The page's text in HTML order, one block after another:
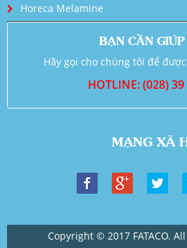
Horeca Melamine
BẠN CẦN
Hãy gọi cho chúng tôi để
HOTLINE: (028)
MẠNG XÃ
Copyright © 2017 FATACO.